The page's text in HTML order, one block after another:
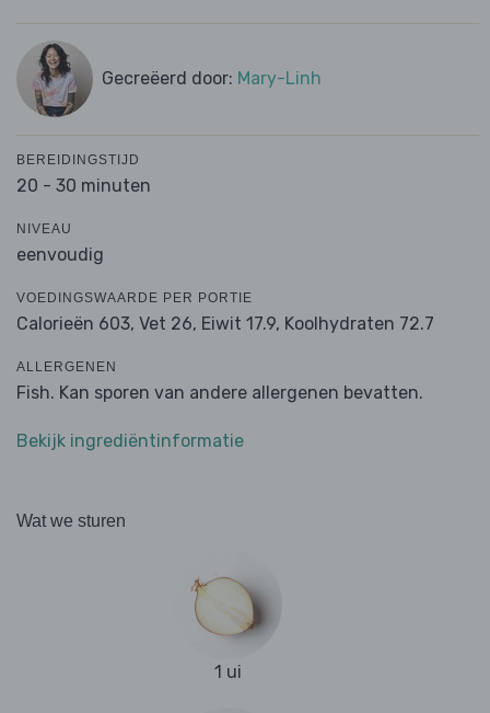
Gecreëerd door: Mary-Linh
BEREIDINGSTIJD
20 - 30 minuten
NIVEAU
eenvoudig
VOEDINGSWAARDE PER PORTIE
Calorieën 603, Vet 26, Eiwit 17.9, Koolhydraten 72.7
ALLERGENEN
Fish. Kan sporen van andere allergenen bevatten.
Bekijk ingrediëntinformatie
Wat we sturen
1 ui